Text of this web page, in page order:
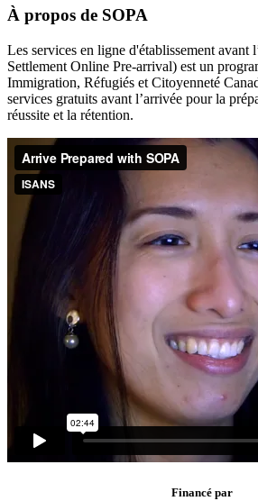
À propos de SOPA
Les services en ligne d'établissement avant
Settlement Online Pre-arrival) est un
Immigration, Réfugiés et Citoyenneté
services gratuits avant l’arrivée pour la
réussite et la rétention.
Financé par